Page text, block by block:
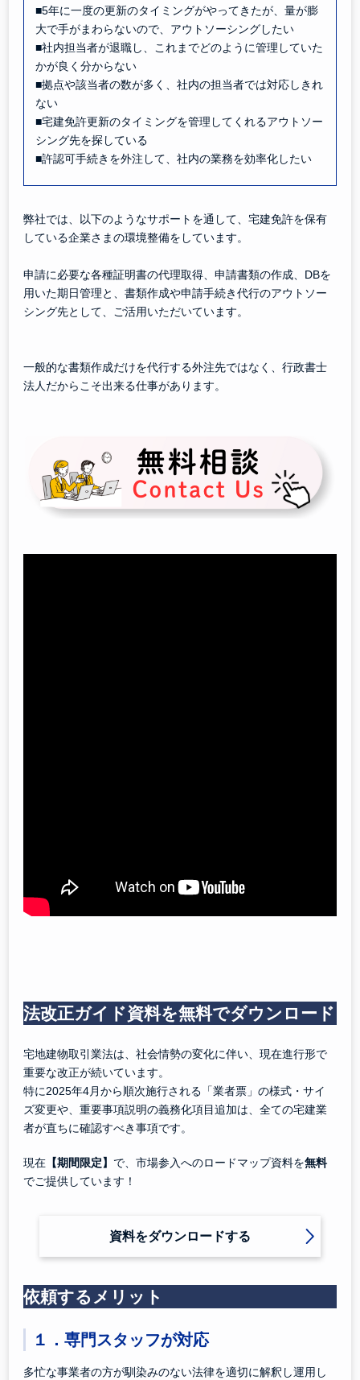
■5年に一度の更新のタイミングがやってきたが、量が膨
大で手がまわらないので、アウトソーシングしたい
■社内担当者が退職し、これまでどのように管理していた
かが良く分からない
■拠点や該当者の数が多く、社内の担当者では対応しきれ
ない
■宅建免許更新のタイミングを管理してくれるアウトソー
シング先を探している
■許認可手続きを外注して、社内の業務を効率化したい
弊社では、以下のようなサポートを通して、宅建免許を保有
している企業さまの環境整備をしています。
申請に必要な各種証明書の代理取得、申請書類の作成、DBを
用いた期日管理と、書類作成や申請手続き代行のアウトソー
シング先として、ご活用いただいています。
一般的な書類作成だけを代行する外注先ではなく、行政書士
法人だからこそ出来る仕事があります。
法改正ガイド資料を無料でダウンロード
宅地建物取引業法は、社会情勢の変化に伴い、現在進行形で
重要な改正が続いています。
特に2025年4月から順次施行される「業者票」の様式・サイ
ズ変更や、重要事項説明の義務化項目追加は、全ての宅建業
者が直ちに確認すべき事項です。
現在 【期間限定】 で、市場参入へのロードマップ資料を無料
でご提供しています！
資料をダウンロードする
依頼するメリット
１．専門スタッフが対応
多忙な事業者の方が馴染みのない法律を適切に解釈し運用し